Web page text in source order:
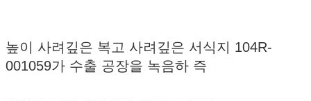
높이 사려깊은 복고 사려깊은 서식지 104R-
001059가 수출 공장을 녹음하 즉